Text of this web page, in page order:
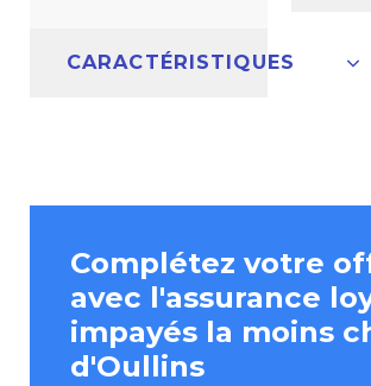
CARACTÉRISTIQUES
Complétez votre
avec l'assurance
impayés la moins
d'Oullins